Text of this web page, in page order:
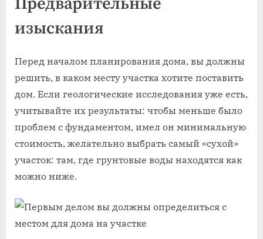
изыскания
Перед началом планирования дома, вы должны
решить, в каком месту участка хотите поставить
дом. Если геологические исследования уже есть,
учитывайте их результаты: чтобы меньше было
проблем с фундаментом, имел он минимальную
стоимость, желательно выбрать самый «сухой»
участок: там, где грунтовые воды находятся как
можно ниже.